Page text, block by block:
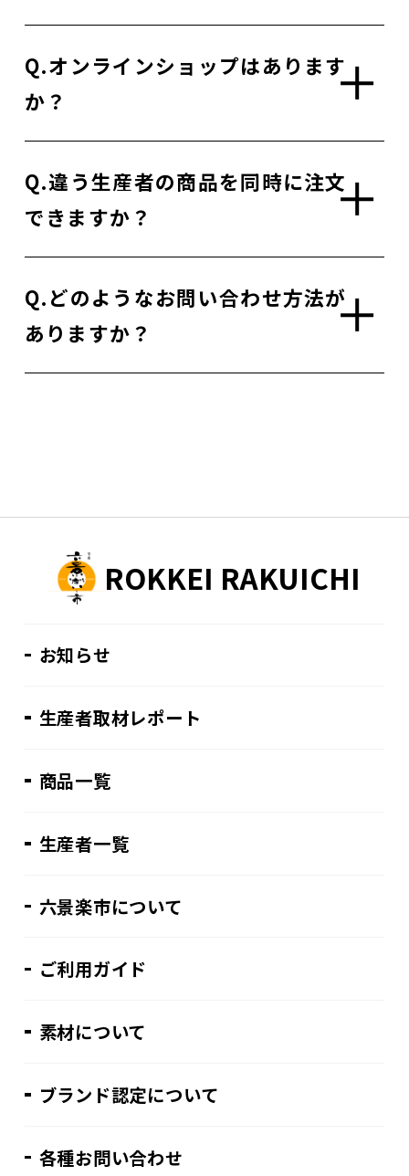
Q.オンラインショップはあります
か？
Q.違う生産者の商品を同時に注文
できますか？
Q.どのようなお問い合わせ方法が
ありますか？
ROKKEI RAKUICHI
お知らせ
生産者取材レポート
商品一覧
生産者一覧
六景楽市について
ご利用ガイド
素材について
ブランド認定について
各種お問い合わせ